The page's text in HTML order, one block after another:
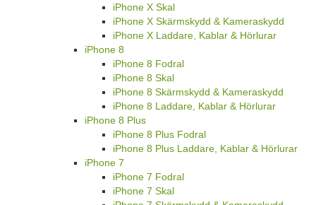
iPhone X Skal
iPhone X Skärmskydd & Kameraskydd
iPhone X Laddare, Kablar & Hörlurar
iPhone 8
iPhone 8 Fodral
iPhone 8 Skal
iPhone 8 Skärmskydd & Kameraskydd
iPhone 8 Laddare, Kablar & Hörlurar
iPhone 8 Plus
iPhone 8 Plus Fodral
iPhone 8 Plus Laddare, Kablar & Hörlurar
iPhone 7
iPhone 7 Fodral
iPhone 7 Skal